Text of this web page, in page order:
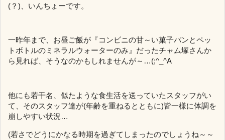
(？)、いんちょーです。
一昨年まで、お昼ご飯が『コンビニの甘～い菓子パンとペッ
トボトルのミネラルウォーターのみ』だったチャム塚さんか
ら見れば、そうなのかもしれませんが～…(;^_^A
他にも若干名、似たような食生活を送っていたスタッフがい
て、そのスタッフ達が(年齢を重ねるとともに)皆一様に体調を
崩しやすい状況…
(若さでどうにかなる時期を過ぎてしまったのでしょうね～～